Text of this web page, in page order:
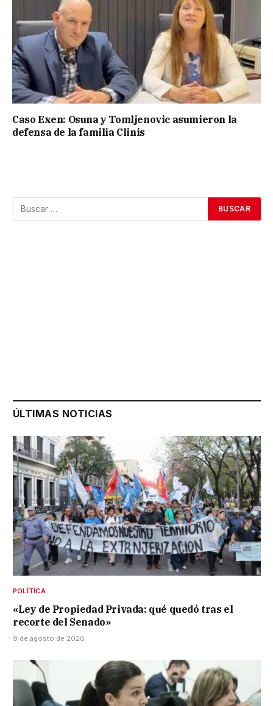
Caso Exen: Osuna y Tomljenovic asumieron la
defensa de la familia Clinis
ÚLTIMAS NOTICIAS
POLÍTICA
«Ley de Propiedad Privada: qué quedó tras el
recorte del Senado»
9 de agosto de 2026